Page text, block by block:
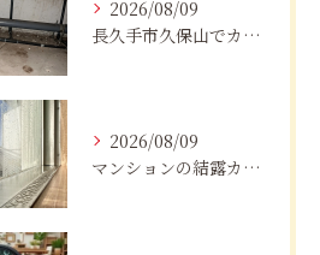
2026/08/09
長久手市久保山でカビにお困りの方へ｜原因・対策・業者へ相談する目安を解説
2026/08/09
マンションの結露カビを根絶！断熱改修と防カビリフォーム